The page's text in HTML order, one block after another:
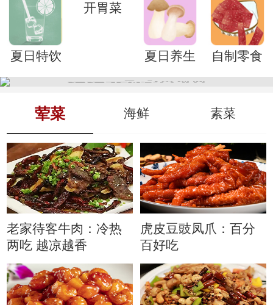
夏日特饮
开胃菜
夏日养生 自制零食
荤菜 海鲜 素菜
老家待客牛肉：冷热
两吃 越凉越香
虎皮豆豉凤爪：百分
百好吃